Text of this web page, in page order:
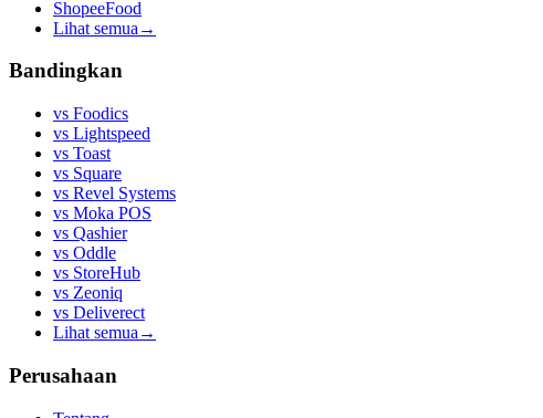
ShopeeFood
Lihat semua →
Bandingkan
vs Foodics
vs Lightspeed
vs Toast
vs Square
vs Revel Systems
vs Moka POS
vs Qashier
vs Oddle
vs StoreHub
vs Zeoniq
vs Deliverect
Lihat semua →
Perusahaan